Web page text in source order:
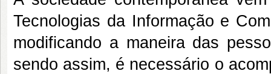
Tecnologias da Informação e
modificando a maneira das
sendo assim, é necessário o